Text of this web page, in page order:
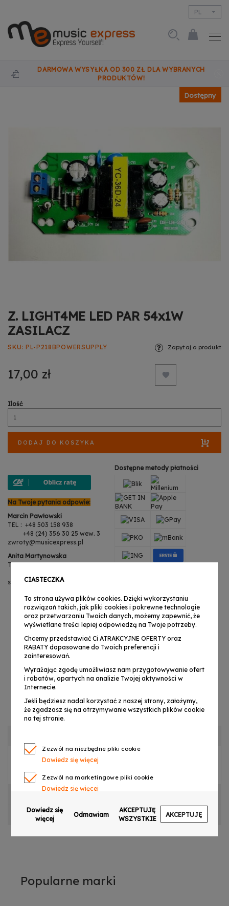
PL
DARMOWA WYSYŁKA OD 300 ZŁ DLA WYBRANYCH
PRODUKTÓW!
Dostępny
Z. LIGHT4ME LED PAR 54x1W
ZASILACZ
SKU PL-P218BPOWERSUPPLY
17,00 zł
Zapytaj o produkt
Ilość
DODAJ DO KOSZYKA
Na Twoje pytania odpowie:
Marcin Pawłowski
TEL : +48 503 158 938
+48 (24) 356 30 25 wew. 3
zwroty@musicexpress.pl
Anita Martynowska
TEL : +48 503 158 938
serwis@musicexpress.pl
Dostępne metody płatności
CECHY PRODUKTU
OPINIE
Popularne marki
CIASTECZKA
Ta strona używa plików cookies. Dzięki wykorzystaniu
rozwiązań takich, jak pliki cookies i pokrewne technologie
oraz przetwarzaniu Twoich danych, możemy zapewnić, że
wyświetlane treści lepiej odpowiedzą na Twoje potrzeby.
Chcemy przedstawiać Ci ATRAKCYJNE OFERTY oraz
RABATY dopasowane do Twoich preferencji i
zainteresowań.
Wyrażając zgodę umożliwiasz nam przygotowywanie ofert
i rabatów, opartych na analizie Twojej aktywności w
Internecie.
Jeśli będziesz nadal korzystać z naszej strony, założymy,
że zgadzasz się na otrzymywanie wszystkich plików cookie
na tej stronie.
Zezwól na niezbędne pliki cookie
Dowiedz się więcej
Zezwól na marketingowe pliki cookie
Dowiedz się więcej
Zezwól na pliki cookie dotyczące preferencji
Dowiedz się więcej
Zezwól na ciasteczka analityczne
Dowiedz się więcej
Dowiedz się
więcej
Odmawiam
AKCEPTUJĘ
WSZYSTKIE
AKCEPTUJĘ